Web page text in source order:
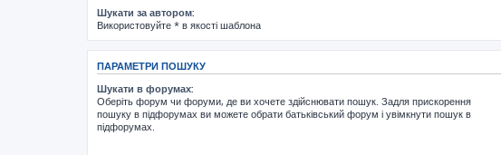
Шукати за автором:
Використовуйте * в якості шаблона
ПАРАМЕТРИ ПОШУКУ
Шукати в форумах:
Оберіть форум чи форуми, де ви хочете здійснювати пошук. Задля прискорення
пошуку в підфорумах ви можете обрати батьківський форум і увімкнути пошук в
підфорумах.